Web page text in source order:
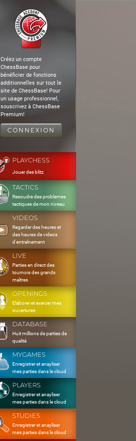
Créez un compte
ChessBase pour
bénéficier de fonctions
additionnelles sur tout le
site de ChessBase! Pour
un usage professionnel,
souscrivez à ChessBase
Premium!
CONNEXION
PLAYCHESS
Jouer des blitz
TACTICS
Resoudre des problemes
tactiques de mon niveau
VIDEOS
Regarder des heures et
des heures de videos
d'entraînement
LIVE
Parties en direct des
tournois des grands
maîtres
OPENINGS
Elaborer et exercer mes
ouvertures
DATABASE
Huit millions de parties de
qualité
MYGAMES
Enregistrer et anayliser
mes parties dans le cloud
PLAYERS
Enregistrer et anayliser
mes parties dans le cloud
STUDIES
Enregistrer et anayliser
mes parties dans le cloud